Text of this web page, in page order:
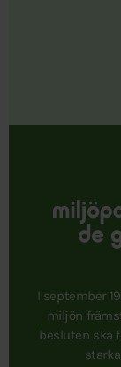
I september
miljön
besluten ska